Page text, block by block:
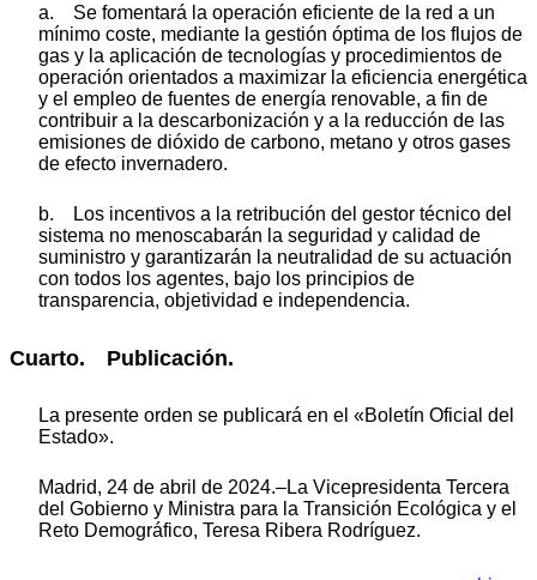
a. Se fomentará la operación eficiente de la red a un
mínimo coste, mediante la gestión óptima de los flujos de
gas y la aplicación de tecnologías y procedimientos de
operación orientados a maximizar la eficiencia energética
y el empleo de fuentes de energía renovable, a fin de
contribuir a la descarbonización y a la reducción de las
emisiones de dióxido de carbono, metano y otros gases
de efecto invernadero.
b. Los incentivos a la retribución del gestor técnico del
sistema no menoscabarán la seguridad y calidad de
suministro y garantizarán la neutralidad de su actuación
con todos los agentes, bajo los principios de
transparencia, objetividad e independencia.
Cuarto. Publicación.
La presente orden se publicará en el «Boletín Oficial del
Estado».
Madrid, 24 de abril de 2024.–La Vicepresidenta Tercera
del Gobierno y Ministra para la Transición Ecológica y el
Reto Demográfico, Teresa Ribera Rodríguez.